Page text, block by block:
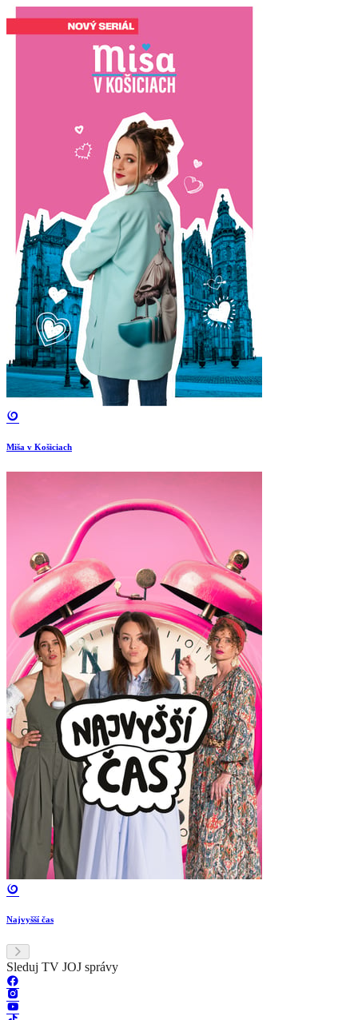
Miša v Košiciach
Najvyšší čas
Sleduj TV JOJ správy